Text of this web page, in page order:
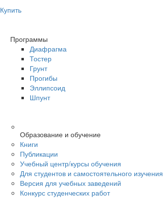
Купить
Программы
Диафрагма
Тостер
Грунт
Прогибы
Эллипсоид
Шпунт
Образование и обучение
Книги
Публикации
Учебный центр/курсы обучения
Для студентов и самостоятельного изучения
Версия для учебных заведений
Конкурс студенческих работ